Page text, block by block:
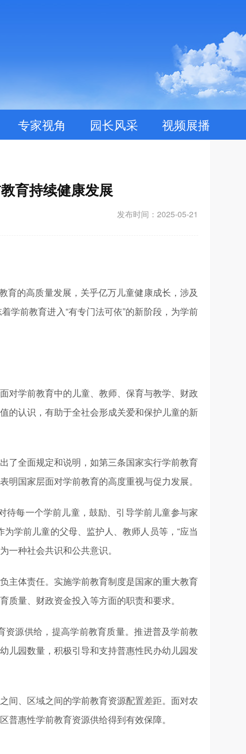
专家视角 园长风采 视频展播
育持续健康发展
发布时间：2025-05-21
的高质量发展，关乎亿万儿童健康成长，涉及
学前教育进入“有专门法可依”的新阶段，为学前
学前教育中的儿童、教师、保育与教学、财政
的认识，有助于全社会形成关爱和保护儿童的新
全面规定和说明，如第三条国家实行学前教育
国家层面对学前教育的高度重视与促力发展。
每一个学前儿童，鼓励、引导学前儿童参与家
学前儿童的父母、监护人、教师人员等，“应当
一种社会共识和公共意识。
体责任。实施学前教育制度是国家的重大教育
量、财政资金投入等方面的职责和要求。
源供给，提高学前教育质量。推进普及学前教
儿园数量，积极引导和支持普惠性民办幼儿园发
、区域之间的学前教育资源配置差距。面对农
惠性学前教育资源供给得到有效保障。